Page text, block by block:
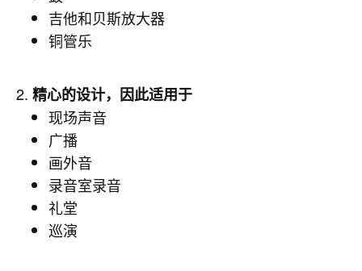
吉他和贝斯放大器
铜管乐
2. 精心的设计，因此适用于
现场声音
广播
画外音
录音室录音
礼堂
巡演